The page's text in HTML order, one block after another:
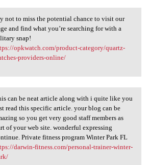
to miss the potential
not to miss the potential chance to visit our
and find what you’re searching for with a
snap!
opkwatch.com/product-category/quartz-
providers-online/
can be neat article
can be neat article along with i quite like you
read this specific article. your blog can be
so you get very good staff members as
of your web site. wonderful expressing
Private fitness program Winter Park FL
darwin-fitness.com/personal-trainer-winter-